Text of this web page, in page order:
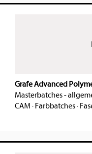
Grafe Advanced
Masterbatches -
CAM · Farbbatches·